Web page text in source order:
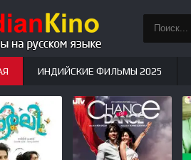
ИНДИЙСКИЕ ФИЛЬМЫ 2025
СЕРИАЛЫ НОВЫЕ